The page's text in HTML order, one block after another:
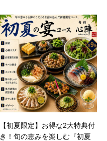
【初夏限定】お得な2大特典付
き！旬の恵みを楽しむ『初夏